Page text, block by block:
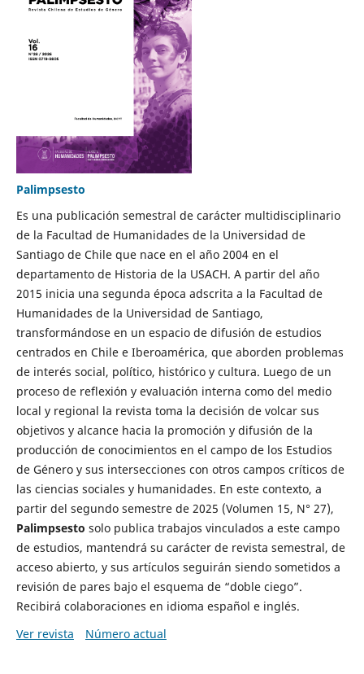
Palimpsesto
Es una publicación semestral de carácter multidisciplinario
de la Facultad de Humanidades de la Universidad de
Santiago de Chile que nace en el año 2004 en el
departamento de Historia de la USACH. A partir del año
2015 inicia una segunda época adscrita a la Facultad de
Humanidades de la Universidad de Santiago,
transformándose en un espacio de difusión de estudios
centrados en Chile e Iberoamérica, que aborden problemas
de interés social, político, histórico y cultura. Luego de un
proceso de reflexión y evaluación interna como del medio
local y regional la revista toma la decisión de volcar sus
objetivos y alcance hacia la promoción y difusión de la
producción de conocimientos en el campo de los Estudios
de Género y sus intersecciones con otros campos críticos de
las ciencias sociales y humanidades. En este contexto, a
partir del segundo semestre de 2025 (Volumen 15, N° 27),
Palimpsesto solo publica trabajos vinculados a este campo
de estudios, mantendrá su carácter de revista semestral, de
acceso abierto, y sus artículos seguirán siendo sometidos a
revisión de pares bajo el esquema de “doble ciego”.
Recibirá colaboraciones en idioma español e inglés.
Ver revista
Número actual